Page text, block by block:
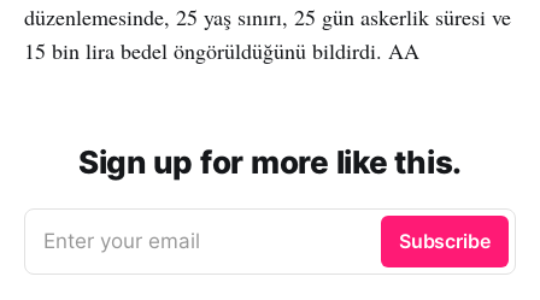
düzenlemesinde, 25 yaş sınırı, 25 gün askerlik süresi ve
15 bin lira bedel öngörüldüğünü bildirdi. AA
Sign up for more like this.
Enter your email Subscribe